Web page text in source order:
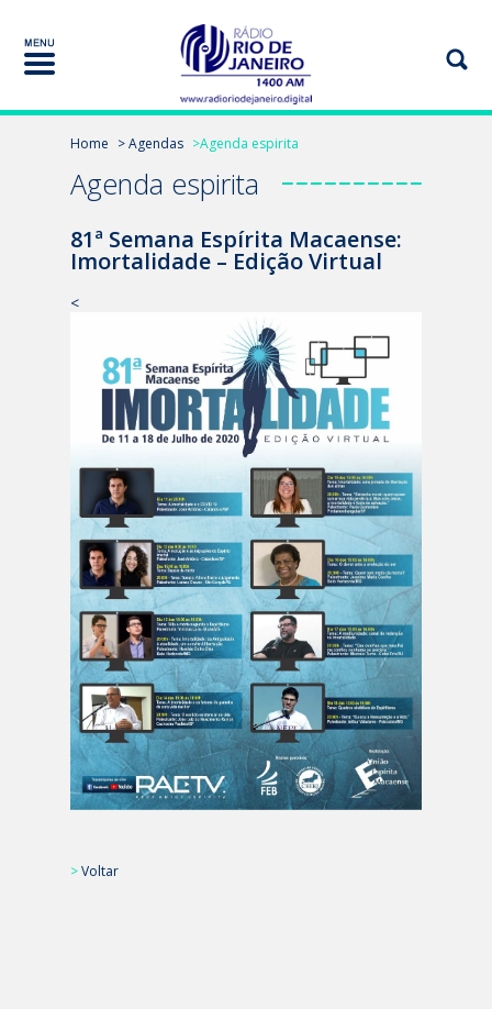
Home > Agendas >Agenda espirita
Agenda espirita
81ª Semana Espírita Macaense:
Imortalidade – Edição Virtual
<
>Voltar